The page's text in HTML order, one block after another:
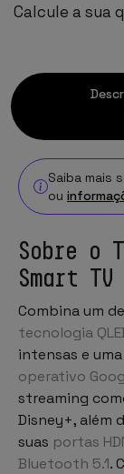
Calcule a sua
Saiba mais
ou
Sobre o
Smart TV
Combina um
tecnologia
intensas e
operativo
streaming
Disney+, além
suas portas
Bluetooth 5.1.